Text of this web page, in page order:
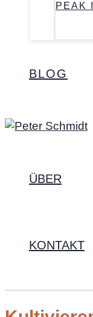
PEAK
BLOG
ÜBER
KONTAKT